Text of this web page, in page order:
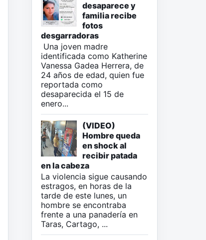
desaparece y
familia recibe
fotos
desgarradoras
Una joven madre
identificada como Katherine
Vanessa Gadea Herrera, de
24 años de edad, quien fue
reportada como
desaparecida el 15 de
enero...
(VIDEO)
Hombre queda
en shock al
recibir patada
en la cabeza
La violencia sigue causando
estragos, en horas de la
tarde de este lunes, un
hombre se encontraba
frente a una panadería en
Taras, Cartago, ...